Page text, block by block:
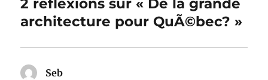
2 réflexions sur « De la grande
architecture pour QuÃ©bec? »
Seb